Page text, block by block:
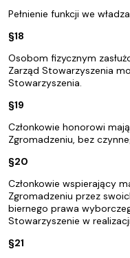
Pełnienie funkcji we
§18
Osobom fizycznym
Zarząd Stowarzyszenia
Stowarzyszenia.
§19
Członkowie honorowi
Zgromadzeniu, bez
§20
Członkowie wspierający
Zgromadzeniu przez
biernego prawa
Stowarzyszenie w
§21